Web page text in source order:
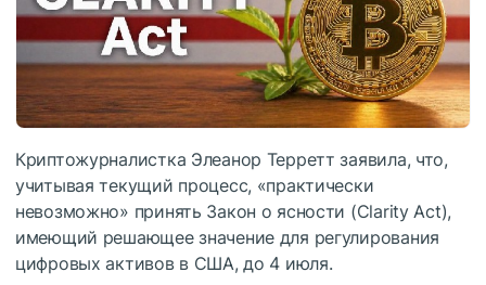
Криптожурналистка Элеанор Терретт заявила, что,
учитывая текущий процесс, «практически
невозможно» принять Закон о ясности (Clarity Act),
имеющий решающее значение для регулирования
цифровых активов в США, до 4 июля.